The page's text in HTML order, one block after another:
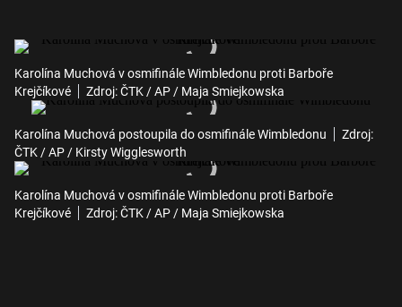
Karolína Muchová v osmifinále Wimbledonu proti Barboře
Krejčíkové
Zdroj: ČTK / AP / Maja Smiejkowska
Karolína Muchová postoupila do osmifinále Wimbledonu
Zdroj:
ČTK / AP / Kirsty Wigglesworth
Karolína Muchová v osmifinále Wimbledonu proti Barboře
Krejčíkové
Zdroj: ČTK / AP / Maja Smiejkowska